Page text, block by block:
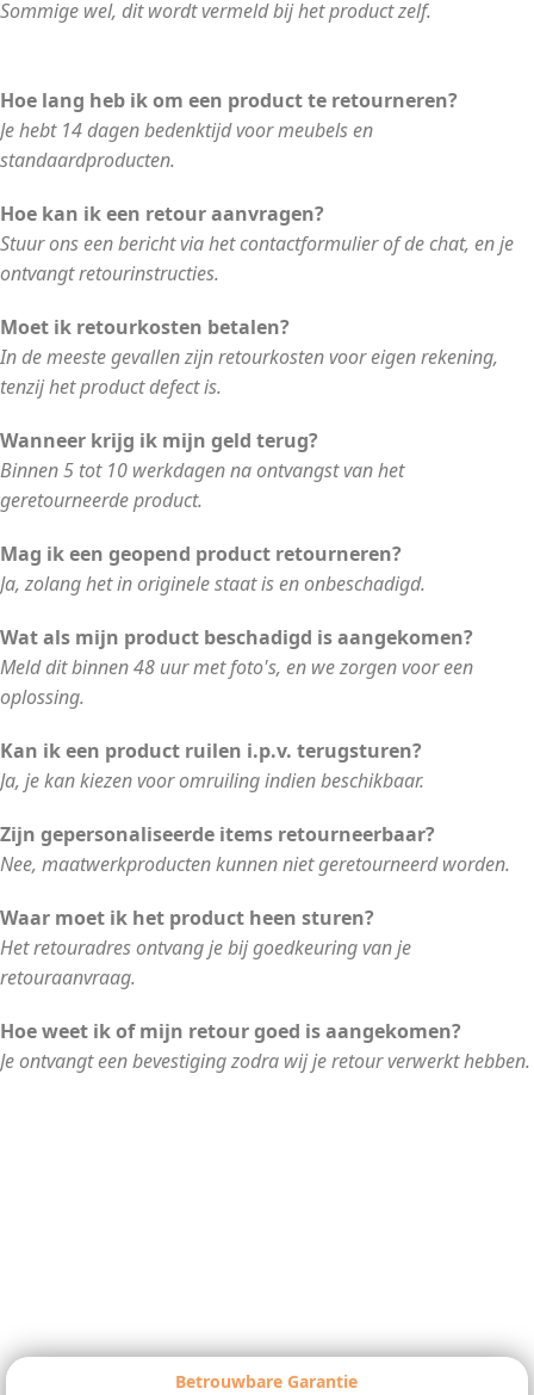
Sommige wel, dit wordt vermeld bij het product zelf.
Hoe lang heb ik om een product te retourneren?
Je hebt 14 dagen bedenktijd voor meubels en
standaardproducten.
Hoe kan ik een retour aanvragen?
Stuur ons een bericht via het contactformulier of de chat, en je
ontvangt retourinstructies.
Moet ik retourkosten betalen?
In de meeste gevallen zijn retourkosten voor eigen rekening,
tenzij het product defect is.
Wanneer krijg ik mijn geld terug?
Binnen 5 tot 10 werkdagen na ontvangst van het
geretourneerde product.
Mag ik een geopend product retourneren?
Ja, zolang het in originele staat is en onbeschadigd.
Wat als mijn product beschadigd is aangekomen?
Meld dit binnen 48 uur met foto's, en we zorgen voor een
oplossing.
Kan ik een product ruilen i.p.v. terugsturen?
Ja, je kan kiezen voor omruiling indien beschikbaar.
Zijn gepersonaliseerde items retourneerbaar?
Nee, maatwerkproducten kunnen niet geretourneerd worden.
Waar moet ik het product heen sturen?
Het retouradres ontvang je bij goedkeuring van je
retouraanvraag.
Hoe weet ik of mijn retour goed is aangekomen?
Je ontvangt een bevestiging zodra wij je retour verwerkt hebben.
Betrouwbare Garantie